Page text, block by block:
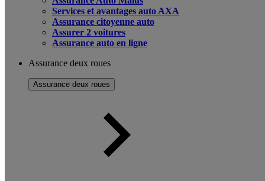
Services et avantages auto AXA
Assurance citoyenne auto
Assurer 2 voitures
Assurance auto en ligne
Assurance deux roues
Assurance deux roues